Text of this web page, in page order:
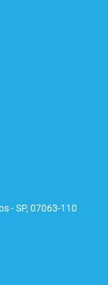
- SP, 07063-110